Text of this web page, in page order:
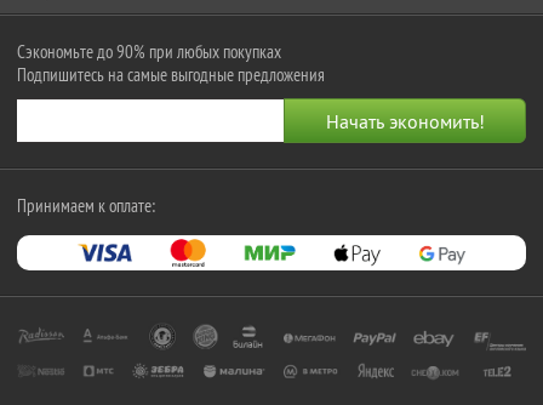
Сэкономьте до 90% при любых покупках
Подпишитесь на самые выгодные предложения
Принимаем к оплате: